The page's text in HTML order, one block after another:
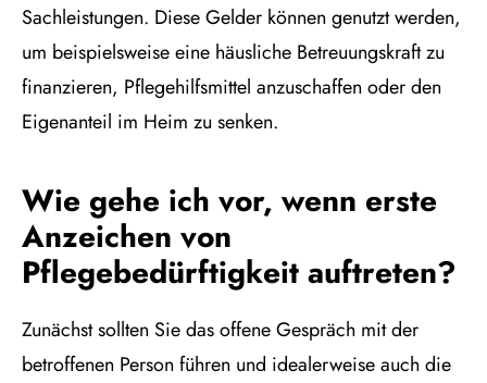
Sachleistungen. Diese Gelder können genutzt werden,
um beispielsweise eine häusliche Betreuungskraft zu
finanzieren, Pflegehilfsmittel anzuschaffen oder den
Eigenanteil im Heim zu senken.
Wie gehe ich vor, wenn erste
Anzeichen von
Pflegebedürftigkeit auftreten?
Zunächst sollten Sie das offene Gespräch mit der
betroffenen Person führen und idealerweise auch die